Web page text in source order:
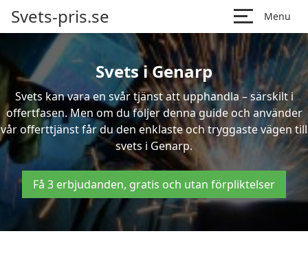
Svets-pris.se Menu
Svets i Genarp
Svets kan vara en svår tjänst att upphandla – särskilt i
offertfasen. Men om du följer denna guide och använder
vår offerttjänst får du den enklaste och tryggaste vägen till
svets i Genarp.
Få 3 erbjudanden, gratis och utan förpliktelser